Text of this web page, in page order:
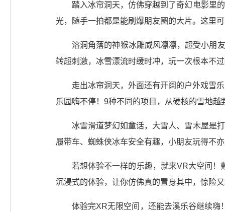
踏入冰帘洞天，仿佛穿越到了奇幻电影里
光，随手一拍都是能刷爆朋友圈的大片。这里
溶洞角落的神猴冰雕威风凛凛，超受小朋
转超刺激，冰雪漂流时缓时冲，玩一次根本不
走出冰帘洞天，外面还有开阔的户外戏雪
乐园嗨不停！9种不同的项目，从硬核的雪地
冰雪滑道梦幻如童话，大雪人、雪木屋是
履带车、蜘蛛侠冰车安全有趣，小朋友玩得不
若想体验不一样的乐趣，就来VR大空间
沉浸式的体验，让你仿佛真的置身其中，惊险
体验完XR无限空间，还能去溪乐谷继续